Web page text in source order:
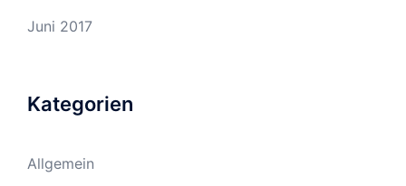
Juni 2017
Kategorien
Allgemein